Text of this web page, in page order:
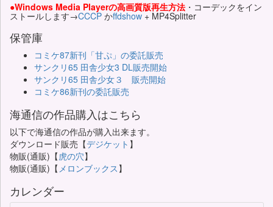
●Windows Media Playerの高画質版再生方法 ・コーデックをイン
ストールします→CCCP かffdshow + MP4Splitter
保管庫
コミケ87新刊「甘ぷ」の委託販売
サンクリ65 田舎少女3 DL販売開始
サンクリ65 田舎少女３ 販売開始
コミケ86新刊の委託販売
海通信の作品購入はこちら
以下で海通信の作品が購入出来ます。
ダウンロード販売【デジケット 】
物販(通販)【虎の穴】
物販(通販)【 メロンブックス 】
カレンダー